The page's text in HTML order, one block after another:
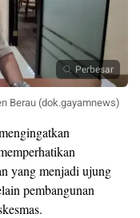
Perbesar
Berau (dok.gayamnews)
yang menjadi ujung
pembangunan